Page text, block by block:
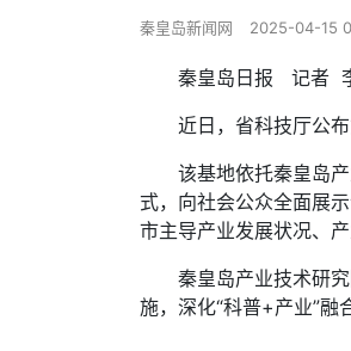
秦皇岛新闻网 2025-04-15
秦皇岛日报 记者
近日，省科技厅公
该基地依托秦皇岛
式，向社会公众全面展
市主导产业发展状况、
秦皇岛产业技术研
施，深化“科普+产业”融